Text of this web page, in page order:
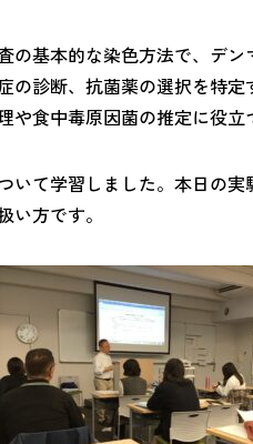
の基本的な染色方法で、デ
の診断、抗菌薬の選択を特
食中毒原因菌の推定に役立
いて学習しました。本日の
方です。